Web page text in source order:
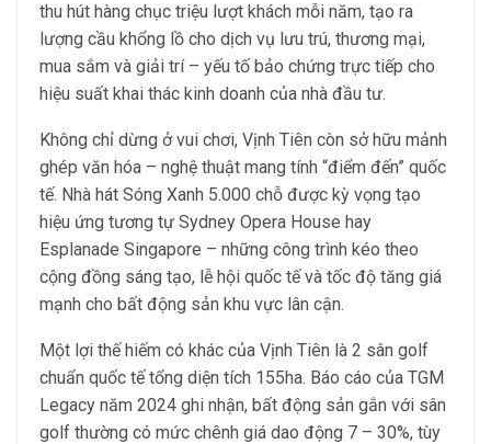
thu hút hàng chục triệu lượt khách mỗi năm, tạo ra
lượng cầu khổng lồ cho dịch vụ lưu trú, thương mại,
mua sắm và giải trí – yếu tố bảo chứng trực tiếp cho
hiệu suất khai thác kinh doanh của nhà đầu tư.
Không chỉ dừng ở vui chơi, Vịnh Tiên còn sở hữu mảnh
ghép văn hóa – nghệ thuật mang tính “điểm đến” quốc
tế. Nhà hát Sóng Xanh 5.000 chỗ được kỳ vọng tạo
hiệu ứng tương tự Sydney Opera House hay
Esplanade Singapore – những công trình kéo theo
cộng đồng sáng tạo, lễ hội quốc tế và tốc độ tăng giá
mạnh cho bất động sản khu vực lân cận.
Một lợi thế hiếm có khác của Vịnh Tiên là 2 sân golf
chuẩn quốc tế tổng diện tích 155ha. Báo cáo của TGM
Legacy năm 2024 ghi nhận, bất động sản gắn với sân
golf thường có mức chênh giá dao động 7 – 30%, tùy